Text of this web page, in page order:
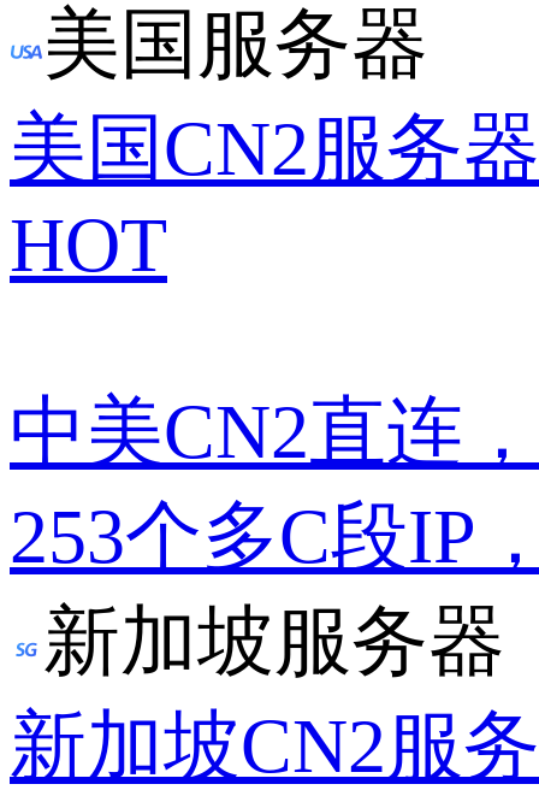
美国服务器
美国CN2服务器
HOT
中美CN2直连
253个多C段IP
新加坡服务器
新加坡CN2服